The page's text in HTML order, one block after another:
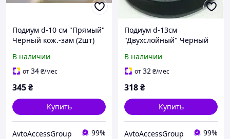
Подиум d-10 см "Прямый"
Черный кож.-зам (2шт)
В наличии
от34₴/мес
345₴
Купить
AvtoAccessGroup 99%
Подиум d-13см
"Двухслойный" Черный
В наличии
от32₴/мес
318₴
Купить
AvtoAccessGroup 99%